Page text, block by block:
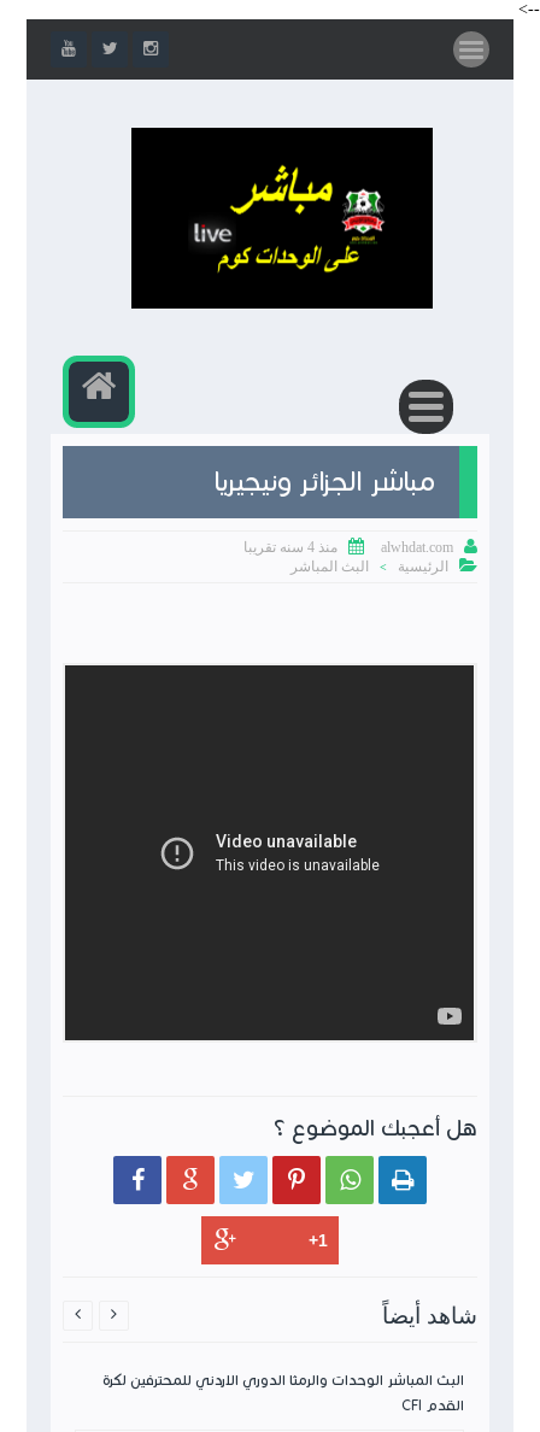
-->
مباشر الجزائر ونيجيريا

alwhdat.com

منذ 4 سنه تقريبا

الرئيسية > البث المباشر
هل أعجبك الموضوع ؟
     
شاهد أيضاً
البث المباشر الوحدات والرمثا الدوري الاردني للمحترفين لكرة
القدم CFI
 